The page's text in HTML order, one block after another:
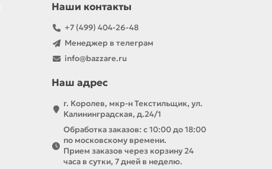
Наши контакты
+7 (499) 404-26-48
Менеджер в телеграм
info@bazzare.ru
Наш адрес
г. Королев, мкр-н Текстильщик, ул.
Калининградская, д.24/1
Обработка заказов: с 10:00 до 18:00
по московскому времени.
Прием заказов через корзину 24
часа в сутки, 7 дней в неделю.